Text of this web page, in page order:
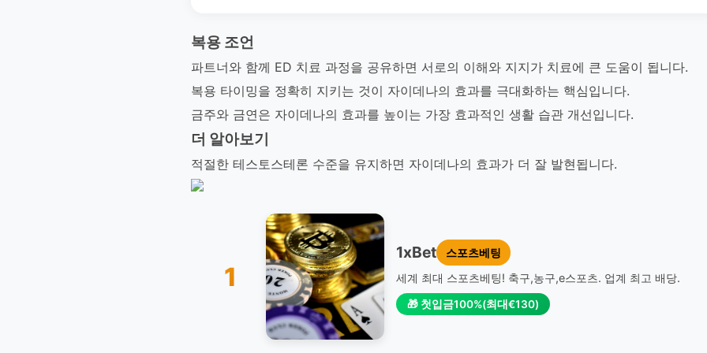
복용 조언
파트너와 함께 ED 치료 과정을 공유하면 서로의 이해와 지지가 치료에 큰 도움이 됩니다.
복용 타이밍을 정확히 지키는 것이 자이데나의 효과를 극대화하는 핵심입니다.
금주와 금연은 자이데나의 효과를 높이는 가장 효과적인 생활 습관 개선입니다.
더 알아보기
적절한 테스토스테론 수준을 유지하면 자이데나의 효과가 더 잘 발현됩니다.
1
1xBet
스포츠베팅
세계 최대 스포츠베팅! 축구,농구,e스포츠. 업계 최고 배당.
🎁 첫입금100%(최대€130)